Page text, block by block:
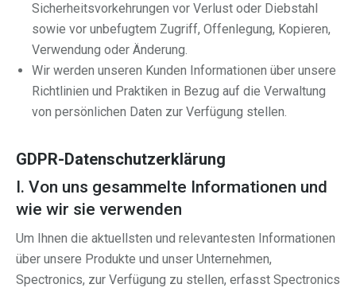
Sicherheitsvorkehrungen vor Verlust oder Diebstahl
sowie vor unbefugtem Zugriff, Offenlegung, Kopieren,
Verwendung oder Änderung.
Wir werden unseren Kunden Informationen über unsere
Richtlinien und Praktiken in Bezug auf die Verwaltung
von persönlichen Daten zur Verfügung stellen.
GDPR-Datenschutzerklärung
I. Von uns gesammelte Informationen und
wie wir sie verwenden
Um Ihnen die aktuellsten und relevantesten Informationen
über unsere Produkte und unser Unternehmen,
Spectronics, zur Verfügung zu stellen, erfasst Spectronics